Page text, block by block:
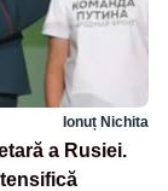
Ionuț Nichita
a Rusiei.